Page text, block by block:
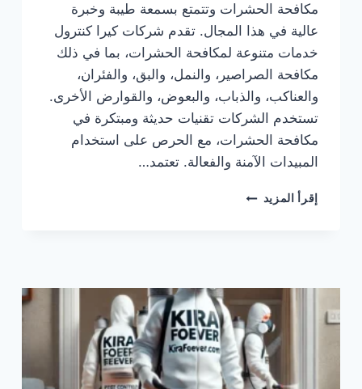
مكافحة الحشرات وتتمتع بسمعة طيبة وخبرة
عالية في هذا المجال. تقدم شركات كيرا كنترول
خدمات متنوعة لمكافحة الحشرات، بما في ذلك
مكافحة الصراصير، والنمل، والبق، والفئران،
والعناكب، والذباب، والبعوض، والقوارض الأخرى.
تستخدم الشركات تقنيات حديثة ومبتكرة في
مكافحة الحشرات، مع الحرص على استخدام
المبيدات الآمنة والفعالة. تعتمد…
إقرأ المزيد كيرا